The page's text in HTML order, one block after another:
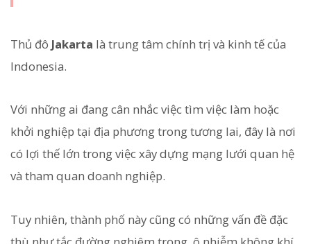
Thủ đô Jakarta là trung tâm chính trị và kinh tế của
Indonesia.
Với những ai đang cân nhắc việc tìm việc làm hoặc
khởi nghiệp tại địa phương trong tương lai, đây là nơi
có lợi thế lớn trong việc xây dựng mạng lưới quan hệ
và tham quan doanh nghiệp.
Tuy nhiên, thành phố này cũng có những vấn đề đặc